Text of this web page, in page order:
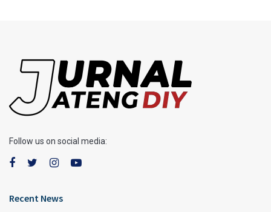
Follow us on social media:
Recent News